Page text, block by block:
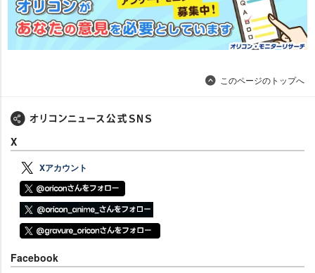
このページのトップへ
X
Xアカウント
Facebook